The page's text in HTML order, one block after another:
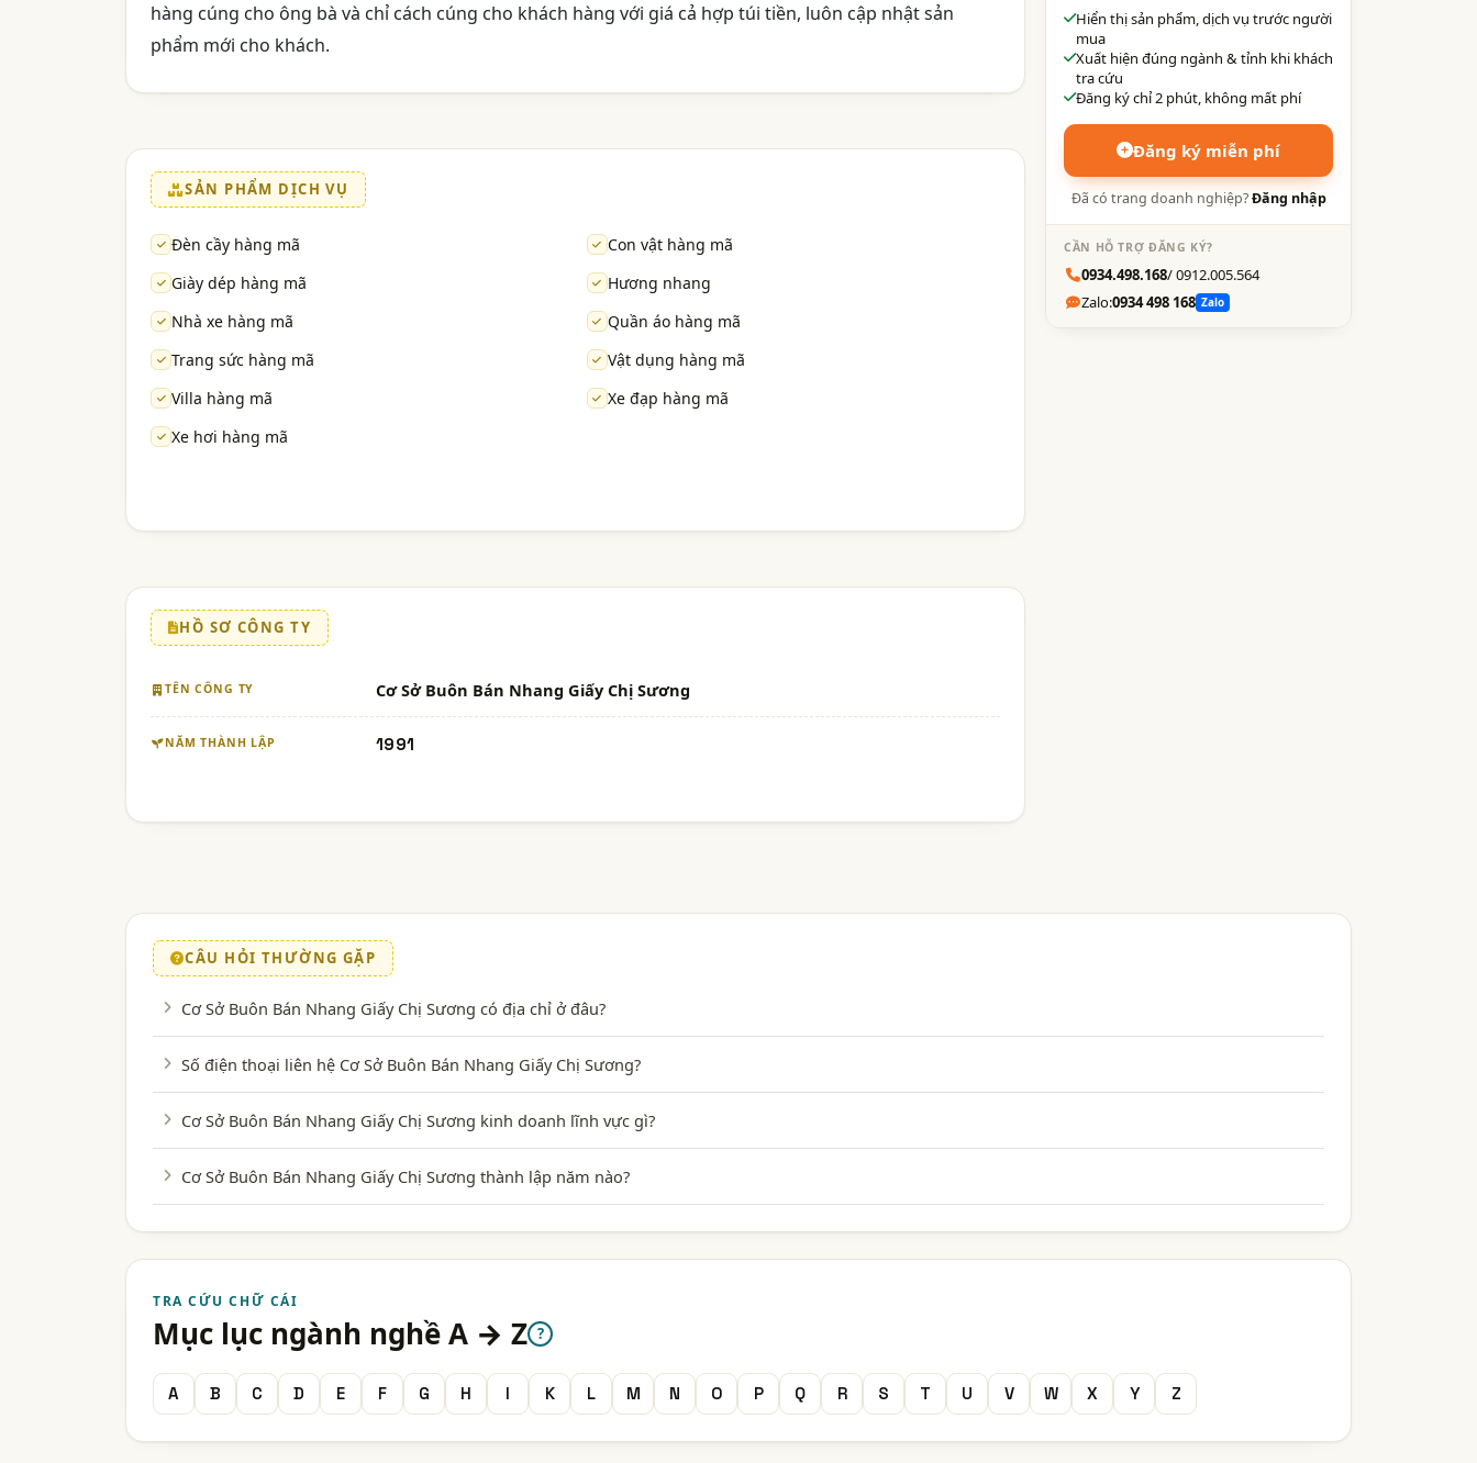
hàng cúng cho ông bà và chỉ cách cúng cho khách hàng với giá cả hợp túi tiền, luôn cập nhật sản
phẩm mới cho khách.
SẢN PHẨM DỊCH VỤ
Đèn cầy hàng mã
Con vật hàng mã
Giày dép hàng mã
Hương nhang
Nhà xe hàng mã
Quần áo hàng mã
Trang sức hàng mã
Vật dụng hàng mã
Villa hàng mã
Xe đạp hàng mã
Xe hơi hàng mã
HỒ SƠ CÔNG TY
TÊN CÔNG TY Cơ Sở Buôn Bán Nhang Giấy Chị Sương
NĂM THÀNH LẬP 1991
Hiển thị sản phẩm, dịch vụ trước người
mua
Xuất hiện đúng ngành & tỉnh khi khách
tra cứu
Đăng ký chỉ 2 phút, không mất phí
Đăng ký miễn phí
Đã có trang doanh nghiệp?Đăng nhập
CẦN HỖ TRỢ ĐĂNG KÝ?
0934.498.168/ 0912.005.564
Zalo:0934 498 168 Zalo
CÂU HỎI THƯỜNG GẶP
Cơ Sở Buôn Bán Nhang Giấy Chị Sương có địa chỉ ở đâu?
Số điện thoại liên hệ Cơ Sở Buôn Bán Nhang Giấy Chị Sương?
Cơ Sở Buôn Bán Nhang Giấy Chị Sương kinh doanh lĩnh vực gì?
Cơ Sở Buôn Bán Nhang Giấy Chị Sương thành lập năm nào?
TRA CỨU CHỮ CÁI
Mục lục ngành nghề A → Z ?
A B C D E F G H I K L M N O P Q R S T U V W X Y Z